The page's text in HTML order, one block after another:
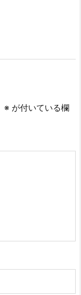
※ が付いている欄